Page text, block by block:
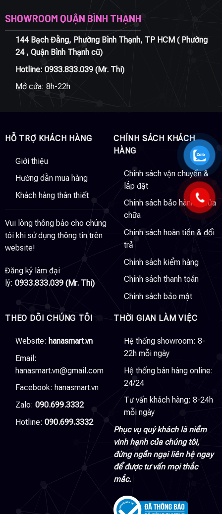
SHOWROOM QUẬN BÌNH THẠNH
144 Bạch Đằng, Phường Bình Thạnh, TP HCM ( Phường
24 , Quận Bình Thạnh cũ)
Hotline: 0933.833.039(Mr. Thi)
Mở cửa: 8h-22h
HỖ TRỢ KHÁCH HÀNG
Giới thiệu
Hướng dẫn mua hàng
Khách hàng thân thiết
Vui lòng thông báo cho chúng
tôi khi sử dụng thông tin trên
website!
Đăng ký làm đại
lý: 0933.833.039 (Mr. Thi)
CHÍNH SÁCH KHÁCH
HÀNG
Chính sách vận chuyển &
lắp đặt
Chính sách bảo hành & sửa
chữa
Chính sách hoàn tiền & đổi
trả
Chính sách kiểm hàng
Chính sách thanh toán
Chính sách bảo mật
THEO DÕI CHÚNG TÔI
Website: hanasmart.vn
Email:
hanasmart.vn@gmail.com
Facebook: hanasmart.vn
Zalo: 090.699.3332
Hotline: 090.699.3332
THỜI GIAN LÀM VIỆC
Hệ thống showroom: 8-
22h mỗi ngày
Hệ thống bán hàng online:
24/24
Tư vấn khách hàng: 8-24h
mỗi ngày
Phục vụ quý khách là niềm
vinh hạnh của chúng tôi,
đừng ngần ngại liên hệ ngay
để được tư vấn mọi thắc
mắc.